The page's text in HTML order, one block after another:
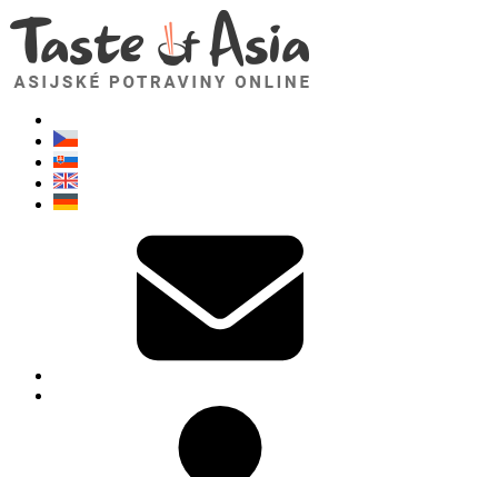
TasteOfAsia.cz
Neváhejte se zeptat. Jsem tady pro vás!